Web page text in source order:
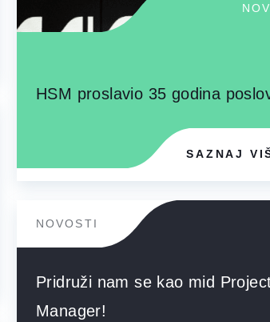
HSM proslavio 35 godina
SAZNAJ
NOVOSTI
Pridruži nam se kao mid
Manager!